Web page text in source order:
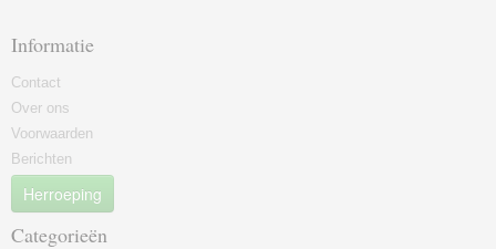
Informatie
Contact
Over ons
Voorwaarden
Berichten
Herroeping
Categorieën